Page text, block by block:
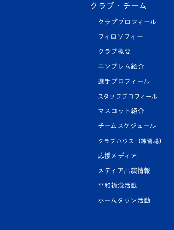
クラブ・チーム
クラブプロフィール
フィロソフィー
クラブ概要
エンブレム紹介
選手プロフィール
スタッフプロフィール
マスコット紹介
チームスケジュール
クラブハウス（練習場）
応援メディア
メディア出演情報
平和祈念活動
ホームタウン活動